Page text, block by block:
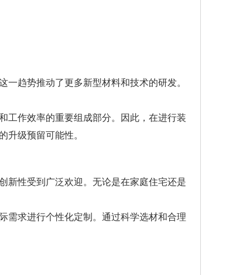
趋势推动了更多新型材料和技术的研发。
工作效率的重要组成部分。因此，在进行装
升级预留可能性。
新性受到广泛欢迎。无论是在家庭住宅还是
需求进行个性化定制。通过科学选材和合理